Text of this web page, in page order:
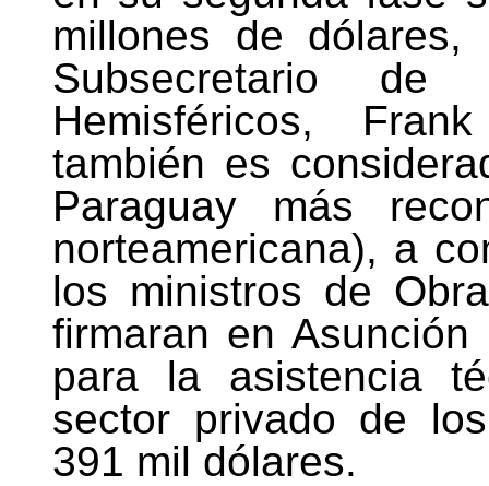
millones de dólares,
Subsecretario de
Hemisféricos,
también es
Paraguay más
norteamericana), a
los ministros de
firmaran en
para la asistencia
sector privado de
391 mil dólares.